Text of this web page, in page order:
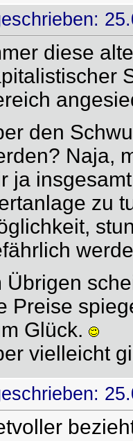
diese
den
Naja,
ja
zu
Übrigen
Preise
Glück.
vielleicht